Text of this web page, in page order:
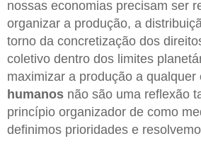
nossas economias precisam ser
organizar a produção, a
torno da concretização dos
coletivo dentro dos limites
maximizar a produção a qualquer
humanos não são uma reflexão
princípio organizador de como
definimos prioridades e